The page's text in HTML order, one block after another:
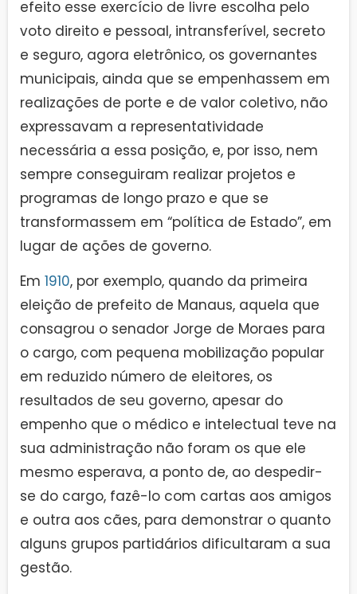
efeito esse exercício de livre escolha pelo
voto direito e pessoal, intransferível, secreto
e seguro, agora eletrônico, os governantes
municipais, ainda que se empenhassem em
realizações de porte e de valor coletivo, não
expressavam a representatividade
necessária a essa posição, e, por isso, nem
sempre conseguiram realizar projetos e
programas de longo prazo e que se
transformassem em “política de Estado”, em
lugar de ações de governo.
Em 1910, por exemplo, quando da primeira
eleição de prefeito de Manaus, aquela que
consagrou o senador Jorge de Moraes para
o cargo, com pequena mobilização popular
em reduzido número de eleitores, os
resultados de seu governo, apesar do
empenho que o médico e intelectual teve na
sua administração não foram os que ele
mesmo esperava, a ponto de, ao despedir-
se do cargo, fazê-lo com cartas aos amigos
e outra aos cães, para demonstrar o quanto
alguns grupos partidários dificultaram a sua
gestão.